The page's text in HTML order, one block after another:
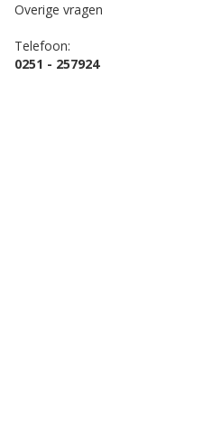
Overige vragen
Telefoon:
0251 - 257924